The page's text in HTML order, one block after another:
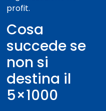
profit.
Cosa
succede se
non si
destina il
5×1000